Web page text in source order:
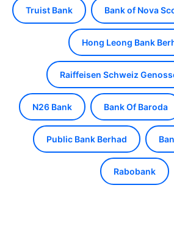
Truist Bank Bank of Nova
Hong Leong Bank
Raiffeisen Schweiz
N26 Bank Bank Of Baroda
Public Bank Berhad
Rabobank